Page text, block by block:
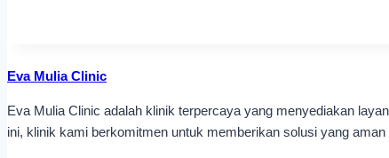
Eva Mulia Clinic
Eva Mulia Clinic adalah klinik terpercaya yang menyediakan
ini, klinik kami berkomitmen untuk memberikan solusi yang